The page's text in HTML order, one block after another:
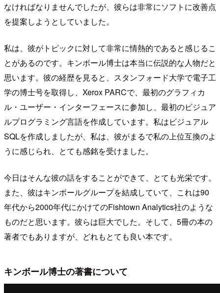
なければなりませんでしたが、彼らは非常にソフトに改善点
を提案しようとしていました。
私は、彼がトピックに対して非常に情熱的であると感じるこ
とがあるのです。キンボール博士は本当に伝説的な人物だと
思います。彼の経歴を見ると、スタンフォード大学で電子工
学の博士号を取得し、Xerox PARCで、最初のグラフィカ
ル・ユーザー・インターフェースに参加し、最初のビジュア
ルプログラミング言語を作成しています。私はビジュアル
SQLを作成しましたが、私は、彼がまるで私の上位互換のよ
うに感じられ、とても感銘を受けました。
今日はそんな彼の話をすることができて、とても光栄です。
また、彼はキンボールグループを結成していて、これは90
年代から2000年代にかけてのFishtown Analytics社のような
ものだと思います。彼らは巨大でした。そして、5冊の本の
著者でもありますが、どれもとても良い本です。
キンボール博士の著書について